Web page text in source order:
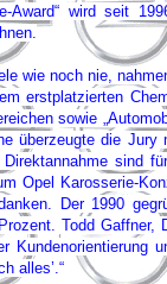
Award“ wird seit
wie noch nie,
erstplatzierten
sowie
überzeugte die
sind
Opel Karosserie-
Der 1990
Todd
Kundenorientierung
alles’.“